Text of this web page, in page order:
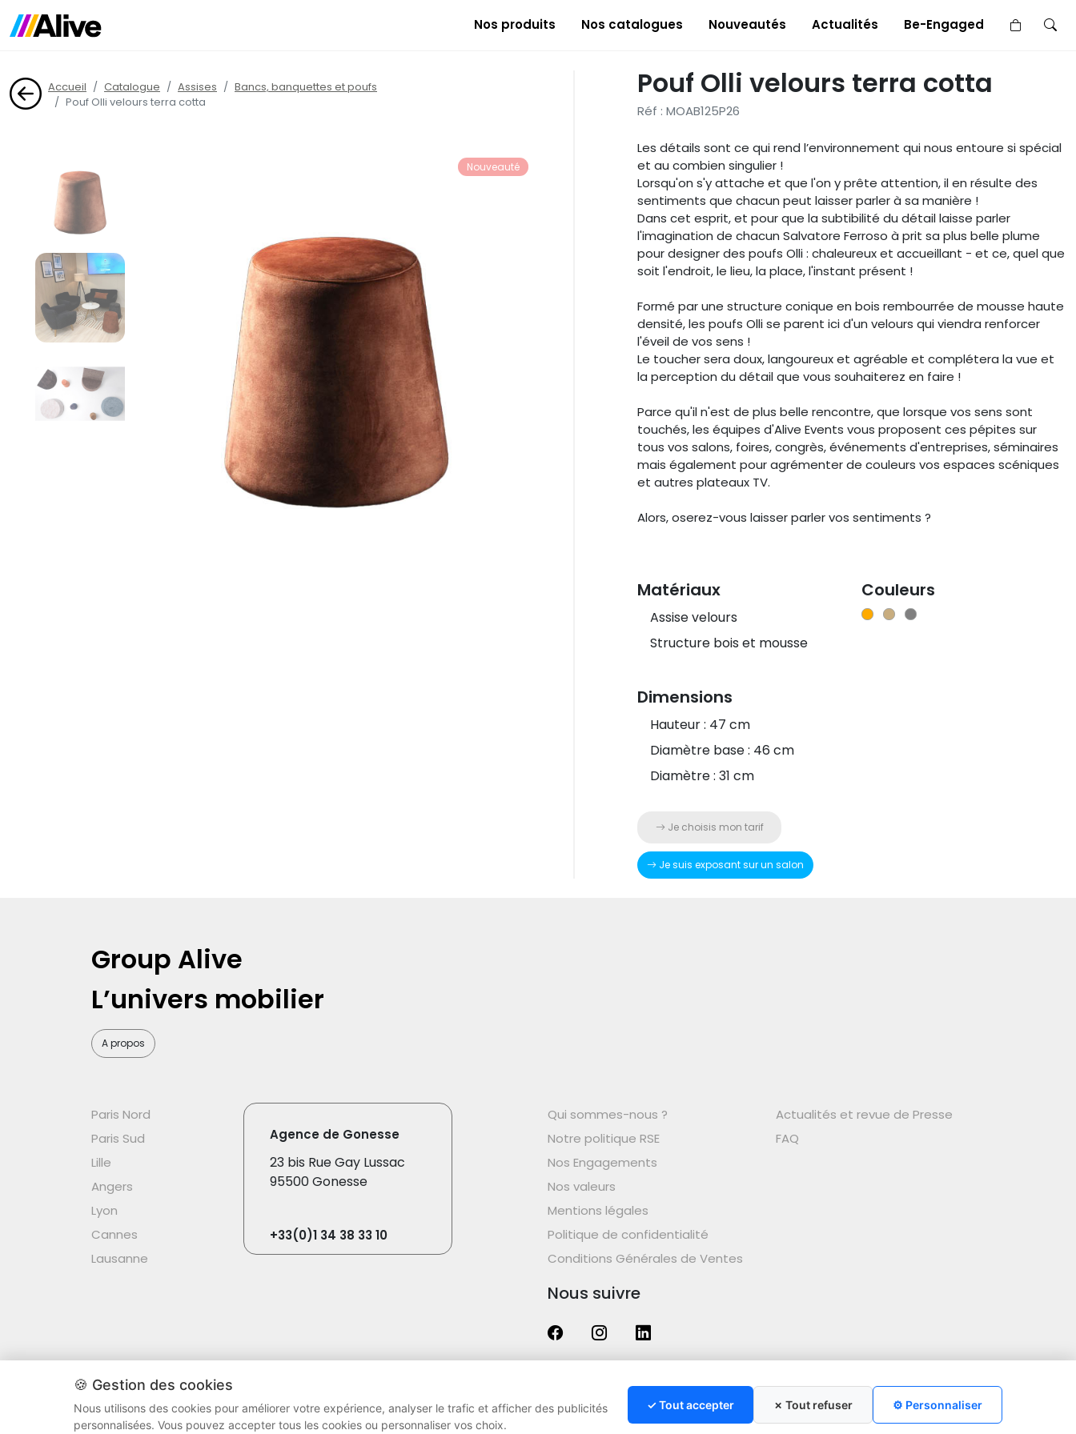
Nos produits Nos catalogues Nouveautés Actualités Be-Engaged ×
Accueil Catalogue Assises
Bancs, banquettes et poufs
Pouf Olli velours terra cotta
Nouveauté
Pouf Olli velours terra cotta
Réf : MOAB125P26
Les détails sont ce qui rend l’environnement qui nous entoure si spécial
et au combien singulier !
Lorsqu'on s'y attache et que l'on y prête attention, il en résulte des
sentiments que chacun peut laisser parler à sa manière !
Dans cet esprit, et pour que la subtibilité du détail laisse parler
l'imagination de chacun Salvatore Ferroso à prit sa plus belle plume
pour designer des poufs Olli : chaleureux et accueillant - et ce, quel que
soit l'endroit, le lieu, la place, l'instant présent !
Formé par une structure conique en bois rembourrée de mousse haute
densité, les poufs Olli se parent ici d'un velours qui viendra renforcer
l'éveil de vos sens !
Le toucher sera doux, langoureux et agréable et complétera la vue et
la perception du détail que vous souhaiterez en faire !
Parce qu'il n'est de plus belle rencontre, que lorsque vos sens sont
touchés, les équipes d'Alive Events vous proposent ces pépites sur
tous vos salons, foires, congrès, événements d'entreprises, séminaires
mais également pour agrémenter de couleurs vos espaces scéniques
et autres plateaux TV.
Alors, oserez-vous laisser parler vos sentiments ?
Matériaux
Assise velours
Structure bois et mousse
Couleurs
Dimensions
Hauteur : 47 cm
Diamètre base : 46 cm
Diamètre : 31 cm
Je choisis mon tarif
Je suis exposant sur un salon
Group Alive
L’univers mobilier
A propos
Paris Nord
Paris Sud
Lille
Angers
Lyon
Cannes
Lausanne
Agence de Gonesse
23 bis Rue Gay Lussac
95500 Gonesse
+33(0)1 34 38 33 10
Qui sommes-nous ?
Notre politique RSE
Nos Engagements
Nos valeurs
Mentions légales
Politique de confidentialité
Conditions Générales de Ventes
Nous suivre
Actualités et revue de Presse
FAQ
Group Alive - Tous droits réservés ® 2026 -
🍪 Gestion des cookies
Nous utilisons des cookies pour améliorer votre expérience, analyser le trafic et afficher des publicités
personnalisées. Vous pouvez accepter tous les cookies ou personnaliser vos choix.
✓ Tout accepter ✗ Tout refuser ⚙ Personnaliser